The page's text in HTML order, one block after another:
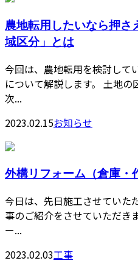
農地転用したいなら押さ
域区分」とは
今回は、農地転用を検討して
について解説します。 土地
次...
2023.02.15お知らせ
外構リフォーム（倉庫・
今日は、先日施工させていた
事のご紹介をさせていただき
ー...
2023.02.03工事